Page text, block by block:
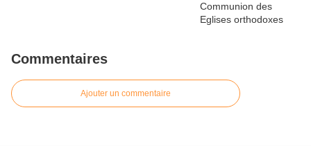
Commentaires
Ajouter un commentaire